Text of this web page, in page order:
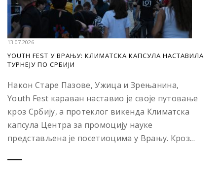
13.07.2026
YOUTH FEST У ВРАЊУ: КЛИМАТСКА КАПСУЛА НАСТАВИЛА
ТУРНЕЈУ ПО СРБИЈИ
Након Старе Пазове, Ужица и Зрењанина,
Youth Fest караван наставио је своје путовање
кроз Србију, а протеклог викенда Климатска
капсула Центра за промоцију науке
представљена је посетиоцима у Врању. Кроз...